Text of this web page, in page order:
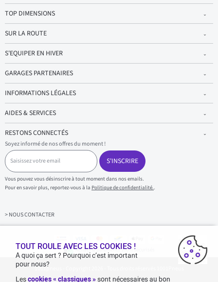
TOP DIMENSIONS
SUR LA ROUTE
S'EQUIPER EN HIVER
GARAGES PARTENAIRES
INFORMATIONS LÉGALES
AIDES & SERVICES
RESTONS CONNECTÉS
Soyez informé de nos offres du moment !
S
a
i
s
i
s
z
v
S'INSCRIRE
Vous pouvez vous désinscrire à tout moment dans nos emails.
Pour en savoir plus, reportez-vous à la Politique de confidentialité..
> NOUS CONTACTER
Achats & paiements 100% sécurisés
1001pneus - Copyright 2026 - Tous droits réservés 1001Pneus
TOUT ROULE AVEC LES COOKIES !
A quoi ça sert ? Pourquoi c’est important
pour nous?
Lescookies « classiques »sont nécessaires au bon